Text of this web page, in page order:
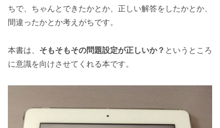
ちで、ちゃんとできたかとか、正しい解答をしたかとか、
間違ったかとか考えがちです。
本書は、 そもそもその問題設定が正しいか？ というところ
に意識を向けさせてくれる本です。